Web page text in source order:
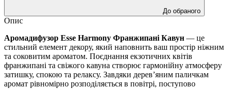
До обраного
Опис
Аромадифузор Esse Harmony Франжипані Кавун — це
стильний елемент декору, який наповнить ваш простір ніжним
та соковитим ароматом. Поєднання екзотичних квітів
франжипані та свіжого кавуна створює гармонійну атмосферу
затишку, спокою та релаксу. Завдяки дерев’яним паличкам
аромат рівномірно розподіляється в повітрі, поступово